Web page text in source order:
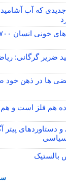
که آب
ضریر گرگانی:
ها در ذهن خود
هم فلز است و
دستاوردهای پیتر
بالستیک